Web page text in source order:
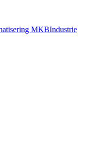
MKBIndustrie